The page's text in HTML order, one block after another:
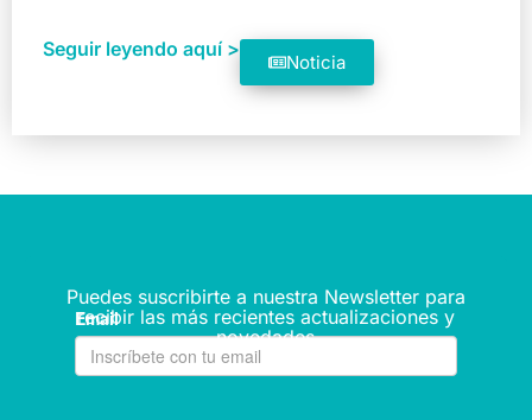
Seguir leyendo aquí >
Noticia
Puedes suscribirte a nuestra Newsletter para
recibir las más recientes actualizaciones y
novedades